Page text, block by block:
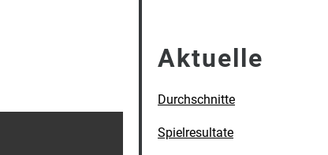
Aktuelle
Durchschnitte
Spielresultate